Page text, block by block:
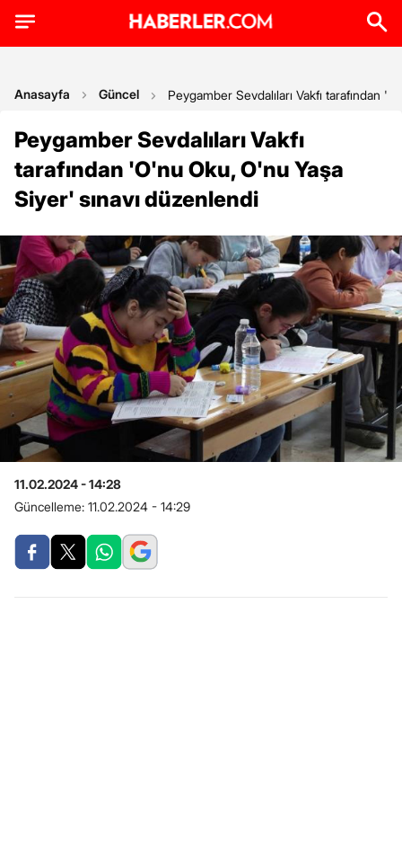
Anasayfa Güncel Peygamber Sevdalıları Vakfı tarafından
Peygamber Sevdalıları Vakfı
tarafından 'O'nu Oku, O'nu Yaşa
Siyer' sınavı düzenlendi
11.02.2024 - 14:28
Güncelleme: 11.02.2024 - 14:29